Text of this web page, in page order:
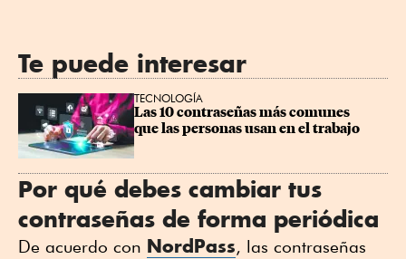
Te puede interesar
TECNOLOGÍA
Las 10 contraseñas más comunes
que las personas usan en el trabajo
Por qué debes cambiar tus
contraseñas de forma periódica
De acuerdo con NordPass, las contraseñas